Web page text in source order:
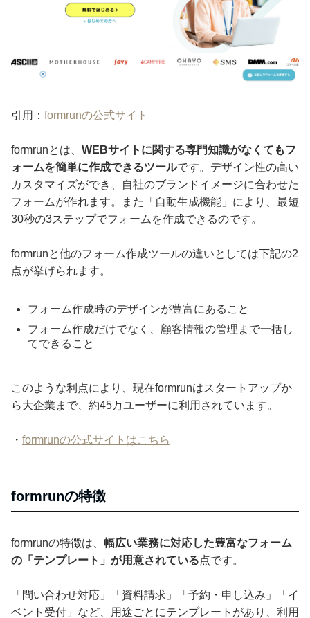
引用： formrunの公式サイト
formrunとは、 WEBサイトに関する専門知識がなくてもフ
ォームを簡単に作成できるツールです。デザイン性の高い
カスタマイズができ、自社のブランドイメージに合わせた
フォームが作れます。また「自動生成機能」により、最短
30秒の3ステップでフォームを作成できるのです。
formrunと他のフォーム作成ツールの違いとしては下記の2
点が挙げられます。
フォーム作成時のデザインが豊富にあること
フォーム作成だけでなく、顧客情報の管理まで一括し
てできること
このような利点により、現在formrunはスタートアップか
ら大企業まで、約45万ユーザーに利用されています。
・ formrunの公式サイトはこちら
formrunの特徴
formrunの特徴は、 幅広い業務に対応した豊富なフォーム
の「テンプレート」が用意されている点です。
「問い合わせ対応」「資料請求」「予約・申し込み」「イ
ベント受付」など、用途ごとにテンプレートがあり、利用